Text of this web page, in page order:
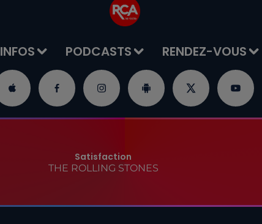
INFOS PODCASTS RENDEZ-VOUS
Satisfaction
THE ROLLING STONES